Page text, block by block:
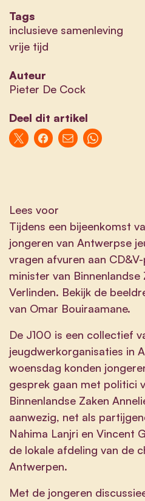
Tags
inclusieve samenleving
vrije tijd
Auteur
Pieter De Cock
Deel dit artikel
Lees voor
Tijdens een bijeenkomst
jongeren van Antwerpse
vragen afvuren aan
minister van Binnenlandse
Verlinden. Bekijk de
van Omar Bouiraamane.
De J100 is een collectief
jeugdwerkorganisaties in
woensdag konden
gesprek gaan met politici
Binnenlandse Zaken
aanwezig, net als
Nahima Lanjri en Vincent
de lokale afdeling van de
Antwerpen.
Met de jongeren